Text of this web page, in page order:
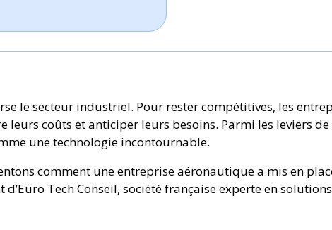
le secteur industriel. Pour rester compétitives, les
leurs coûts et anticiper leurs besoins. Parmi les leviers de
une technologie incontournable.
comment une entreprise aéronautique a mis en
d’Euro Tech Conseil, société française experte en